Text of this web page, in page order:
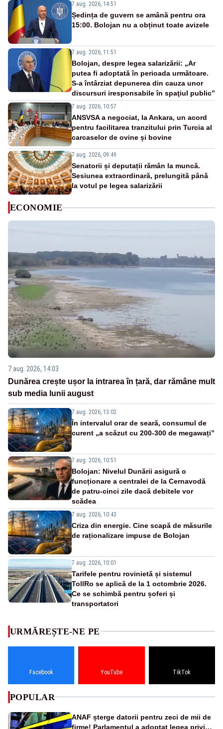
7 aug. 2026, 14:51
Ședința de guvern se amână pentru ora
15:00. Bolojan nu a obținut toate avizele
7 aug. 2026, 11:51
Bolojan, despre legea salarizării: „Ar
putea fi adoptată în perioada următoare.
S-a întârziat depunerea din cauza unor
discursuri iresponsabile în spaţiul public”
7 aug. 2026, 10:57
ANSVSA a negociat, la Ankara, un acord
pentru facilitarea tranzitului prin Turcia al
carcaselor de ovine și bovine
7 aug. 2026, 09:49
Senatorii și deputații rămân la muncă.
Sesiunea extraordinară, prelungită până
la votul pe legea salarizării
ECONOMIE
7 aug. 2026, 14:03
Dunărea crește ușor la intrarea în țară, dar rămâne mult
sub media lunii august
7 aug. 2026, 13:02
În intervalul orar de seară, consumul de
curent „a scăzut cu 200-300 de megawați”
7 aug. 2026, 10:51
Bolojan: Nivelul Dunării asigură o
funcționare a centralei de la Cernavodă
de patru-cinci zile dacă debitele vor
scădea
7 aug. 2026, 10:43
Criza din energie. Cine scapă de măsurile
de raționalizare impuse de Bolojan
7 aug. 2026, 10:01
Tarifele pentru rovinietă și sistemul
TollRo se aplică de la 1 octombrie 2026.
Ce se schimbă pentru șoferi și
transportatori
URMĂREȘTE-NE PE
Facebook YouTube TikTok
POPULAR
ANAF șterge datorii pentru zeci de mii de
firme! Parlamentul a adoptat legea privind